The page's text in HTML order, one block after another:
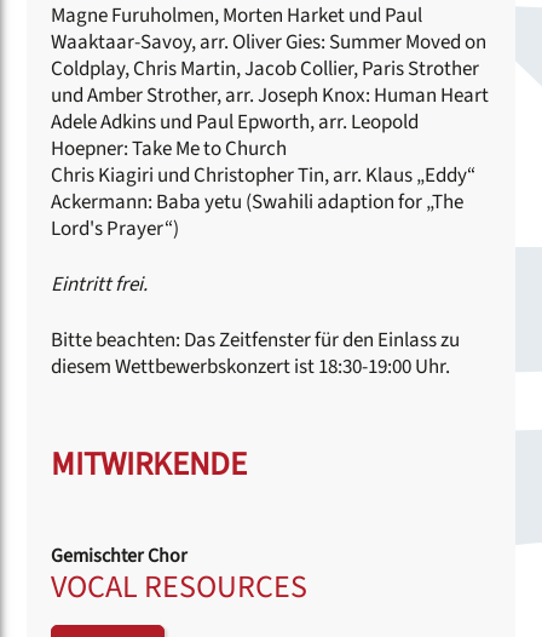
Magne Furuholmen, Morten Harket und Paul
Waaktaar-Savoy, arr. Oliver Gies: Summer Moved on
Coldplay, Chris Martin, Jacob Collier, Paris Strother
und Amber Strother, arr. Joseph Knox: Human Heart
Adele Adkins und Paul Epworth, arr. Leopold
Hoepner: Take Me to Church
Chris Kiagiri und Christopher Tin, arr. Klaus „Eddy“
Ackermann: Baba yetu (Swahili adaption for „The
Lord's Prayer“)
Eintritt frei.
Bitte beachten: Das Zeitfenster für den Einlass zu
diesem Wettbewerbskonzert ist 18:30-19:00 Uhr.
MITWIRKENDE
Gemischter Chor
VOCAL RESOURCES